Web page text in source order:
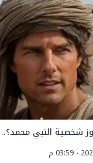
شخصية النبي محمد؟..